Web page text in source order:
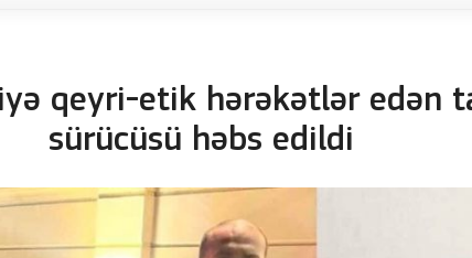
qeyri-etik hərəkətlər edən
sürücüsü həbs edildi